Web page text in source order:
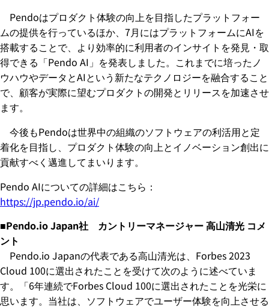
Pendoはプロダクト体験の向上を目指したプラットフォー
ムの提供を行っているほか、7月にはプラットフォームにAIを
搭載することで、より効率的に利用者のインサイトを発見・取
得できる「Pendo AI」を発表しました。これまでに培ったノ
ウハウやデータとAIという新たなテクノロジーを融合すること
で、顧客が実際に望むプロダクトの開発とリリースを加速させ
ます。
今後もPendoは世界中の組織のソフトウェアの利活用と定
着化を目指し、プロダクト体験の向上とイノベーション創出に
貢献すべく邁進してまいります。
Pendo AIについての詳細はこちら：
https://jp.pendo.io/ai/
■Pendo.io Japan社 カントリーマネージャー 高山清光 コメ
ント
Pendo.io Japanの代表である高山清光は、Forbes 2023
Cloud 100に選出されたことを受けて次のように述べていま
す。「6年連続でForbes Cloud 100に選出されたことを光栄に
思います。当社は、ソフトウェアでユーザー体験を向上させる